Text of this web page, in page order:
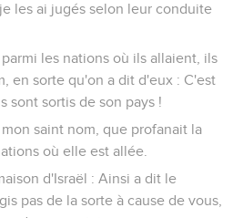
les ai jugés selon leur conduite
les nations où ils allaient, ils
en sorte qu'on a dit d'eux : C'est
sont sortis de son pays !
saint nom, que profanait la
où elle est allée.
d'Israël : Ainsi a dit le
pas de la sorte à cause de vous,